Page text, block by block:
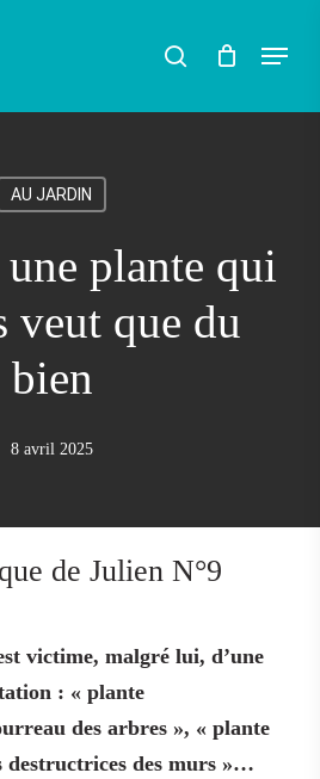
search Menu
AU JARDIN
plante qui
veut que du
bien
8 avril 2025
de Julien N°9
victime, malgré lui, d’une
: « plante
des arbres », « plante
destructrices des murs »…